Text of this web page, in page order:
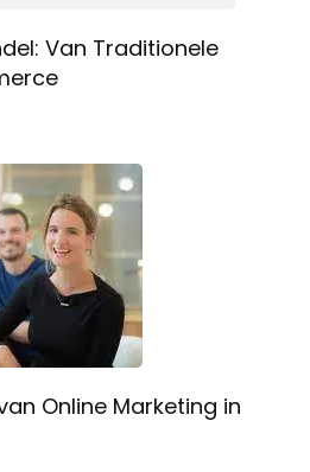
Van Traditionele
Online Marketing in